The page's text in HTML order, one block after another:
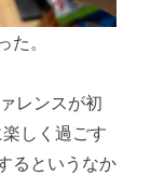
。
レンスが初
しく過ごす
るというなか